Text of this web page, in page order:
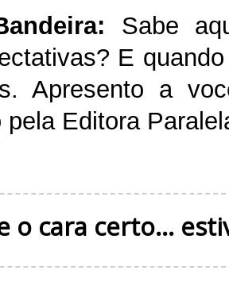
Sabe
E
Apresento a
pela Editora
o cara certo...